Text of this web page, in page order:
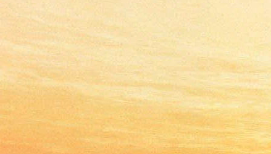
Российскую видеоигру про
постапокалиптическое
московское метро
экранизируют в Голливуде